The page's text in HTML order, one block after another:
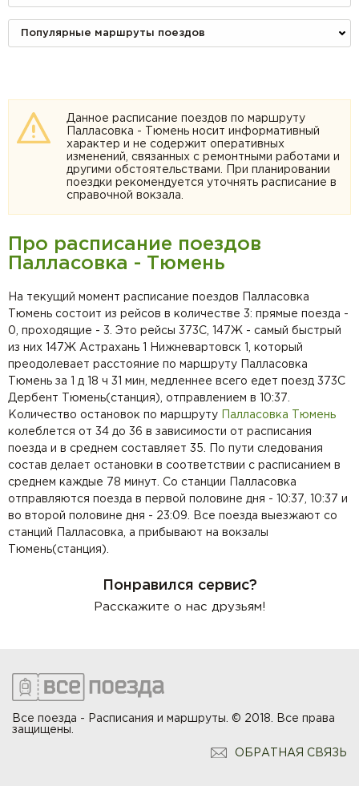
Понравился сервис?
Расскажите о нас друзьям!
Данное расписание поездов по маршруту
Палласовка - Тюмень носит информативный
характер и не содержит оперативных
изменений, связанных с ремонтными работами и
другими обстоятельствами. При планировании
поездки рекомендуется уточнять расписание в
справочной вокзала.
Про расписание поездов
Палласовка - Тюмень
На текущий момент расписание поездов Палласовка
Тюмень состоит из рейсов в количестве 3: прямые поезда -
0, проходящие - 3. Это рейсы 373С, 147Ж - самый быстрый
из них 147Ж Астрахань 1 Нижневартовск 1, который
преодолевает расстояние по маршруту Палласовка
Тюмень за 1 д 18 ч 31 мин, медленнее всего едет поезд 373С
Дербент Тюмень(станция), отправлением в 10:37.
Количество остановок по маршруту
Палласовка
Тюмень
колеблется от 34 до 36 в зависимости от расписания
поезда и в среднем составляет 35. По пути следования
состав делает остановки в соответствии с расписанием в
среднем каждые 78 минут. Со станции Палласовка
отправляются поезда в первой половине дня - 10:37, 10:37 и
во второй половине дня - 23:09. Все поезда выезжают со
станций Палласовка, а прибывают на вокзалы
Тюмень(станция).
Популярные маршруты поездов
Все поезда - Расписания и маршруты. © 2018. Все права
защищены.
ОБРАТНАЯ СВЯЗЬ